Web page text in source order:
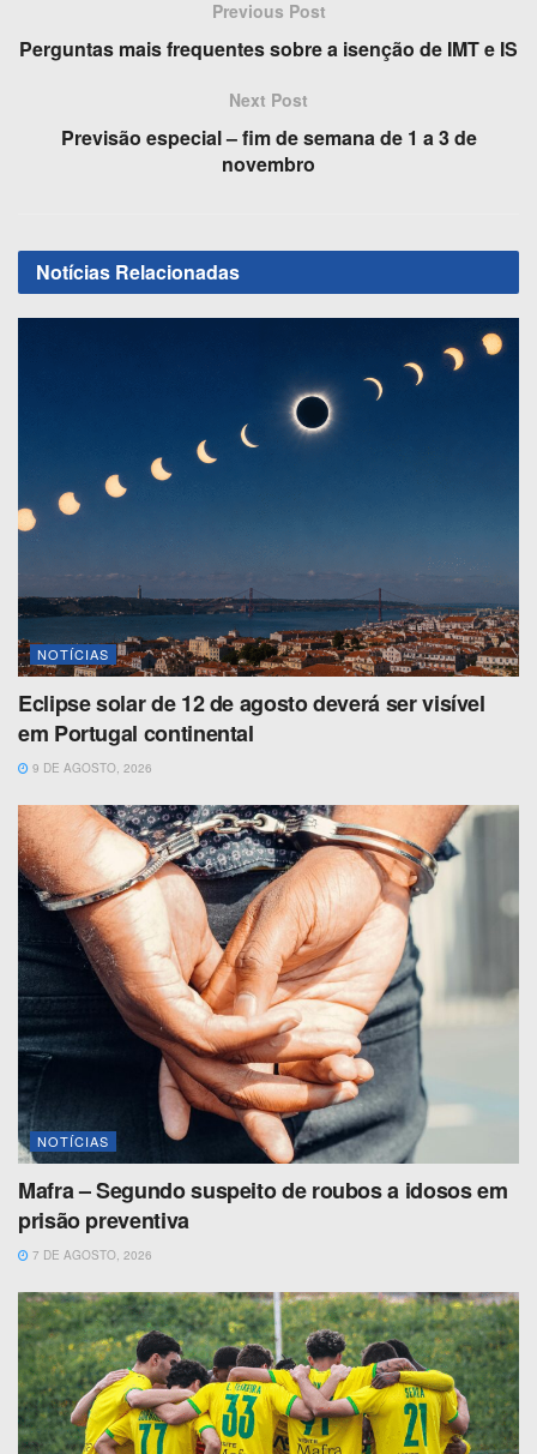
b
o
d
n
e
Previous Post
Perguntas mais frequentes sobre a isenção de IMT e IS
Next Post
Previsão especial – fim de semana de 1 a 3 de
novembro
Notícias Relacionadas
NOTÍCIAS
Eclipse solar de 12 de agosto deverá ser visível
em Portugal continental
9 DE AGOSTO, 2026
NOTÍCIAS
Mafra – Segundo suspeito de roubos a idosos em
prisão preventiva
7 DE AGOSTO, 2026